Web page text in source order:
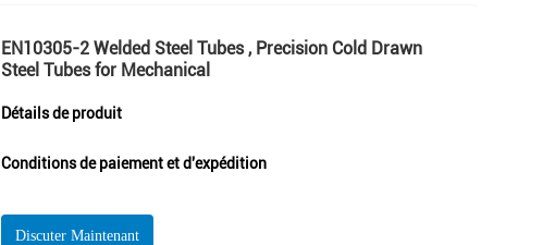
EN10305-2 Welded Steel Tubes , Precision Cold Drawn
Steel Tubes for Mechanical
Détails de produit
Conditions de paiement et d'expédition
Discuter Maintenant